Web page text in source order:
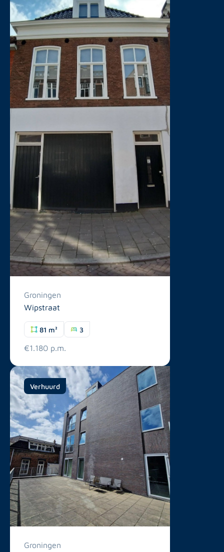
Groningen
Wipstraat
81 m² 3
€1.180 p.m.
Verhuurd
Groningen